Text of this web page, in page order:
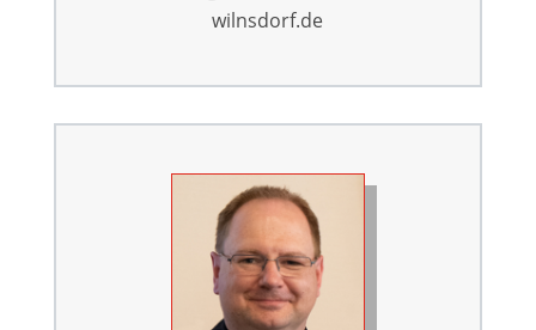
wilnsdorf.de